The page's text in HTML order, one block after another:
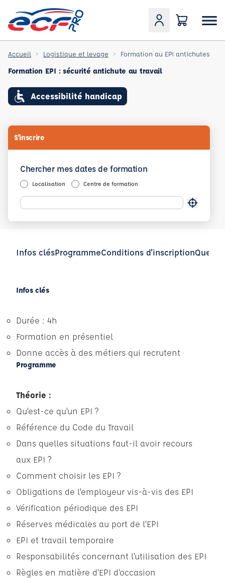
Accueil Logistique et levage Formation au EPI antIchutes
Formation EPI : sécurité antichute au travail
Accessibilité handicap
S'inscrire
Chercher mes dates de formation
Localisation Centre de formation
Infos clésProgrammeConditions d'inscription
Infos clés
Durée : 4h
Formation en présentiel
Donne accès à des métiers qui recrutent
Programme
Théorie :
Qu’est-ce qu’un EPI ?
Référence du Code du Travail
Dans quelles situations faut-il avoir recours
aux EPI ?
Comment choisir les EPI ?
Obligations de l’employeur vis-à-vis des EPI
Vérification périodique des EPI
Réserves médicales au port de l’EPI
EPI et travail temporaire
Responsabilités concernant l’utilisation des EPI
Règles en matière d’EPI d’occasion